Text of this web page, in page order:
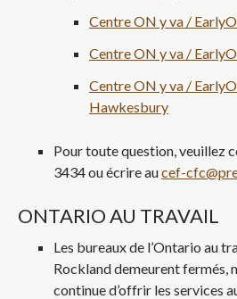
Centre ON y va /
Centre ON y va /
Centre ON y va /
Hawkesbury
Pour toute question, veuillez
3434 ou écrire aucef-
ONTARIO AU TRAVAIL
Les bureaux de l’Ontario au
Rockland demeurent fermés,
continue d’offrir les services